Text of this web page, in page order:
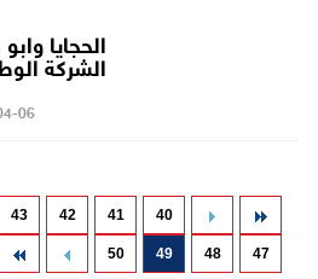
الحجايا
الشركة
06
40
41
42
43
47
48
49
50